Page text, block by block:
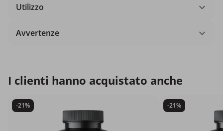
Utilizzo
Avvertenze
I clienti hanno acquistato anche
-21% -21%